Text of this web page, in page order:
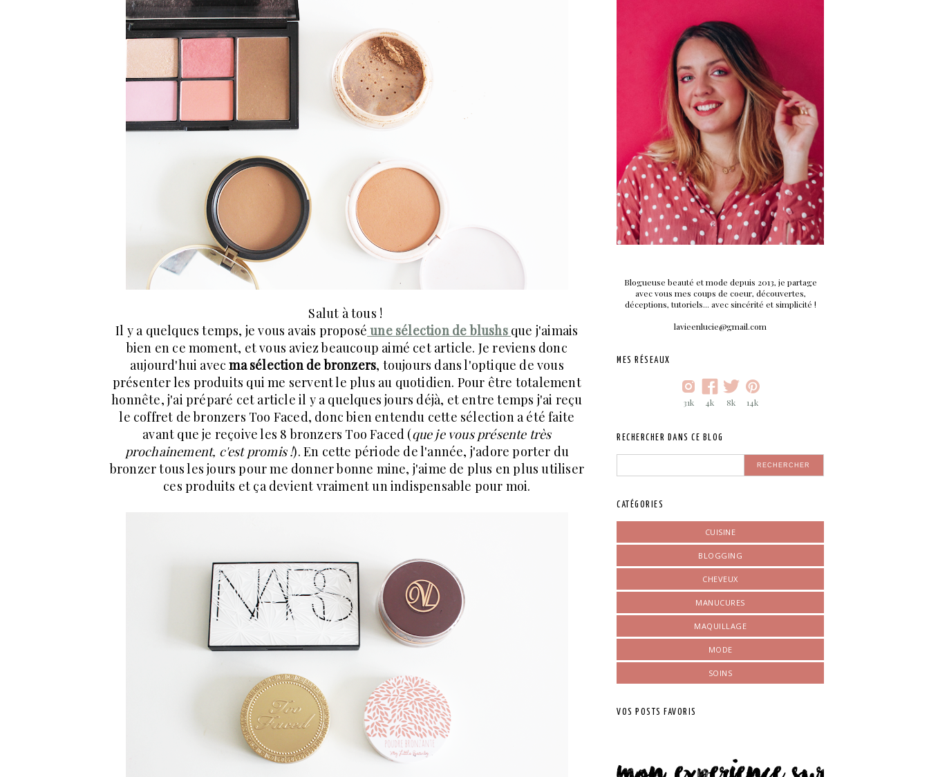
Salut à tous !
Il y a quelques temps, je vous avais proposé une sélection de blushs que j'aimais
bien en ce moment, et vous aviez beaucoup aimé cet article. Je reviens donc
aujourd'hui avecma sélection de bronzers, toujours dans l'optique de vous
présenter les produits qui me servent le plus au quotidien. Pour être totalement
honnête, j'ai préparé cet article il y a quelques jours déjà, et entre temps j'ai reçu
le coffret de bronzers Too Faced, donc bien entendu cette sélection a été faite
avant que je reçoive les 8 bronzers Too Faced (que je vous présente très
prochainement, c'est promis !). En cette période de l'année, j'adore porter du
bronzer tous les jours pour me donner bonne mine, j'aime de plus en plus utiliser
ces produits et ça devient vraiment un indispensable pour moi.
Blogueuse beauté et mode depuis 2013, je partage
avec vous mes coups de coeur, découvertes,
déceptions, tutoriels... avec sincérité et simplicité !
lavieenlucie@gmail.com
MES RÉSEAUX
31k 4k 8k 14k
RECHERCHER DANS CE BLOG
CATÉGORIES
CUISINE
BLOGGING
CHEVEUX
MANUCURES
MAQUILLAGE
MODE
SOINS
VOS POSTS FAVORIS